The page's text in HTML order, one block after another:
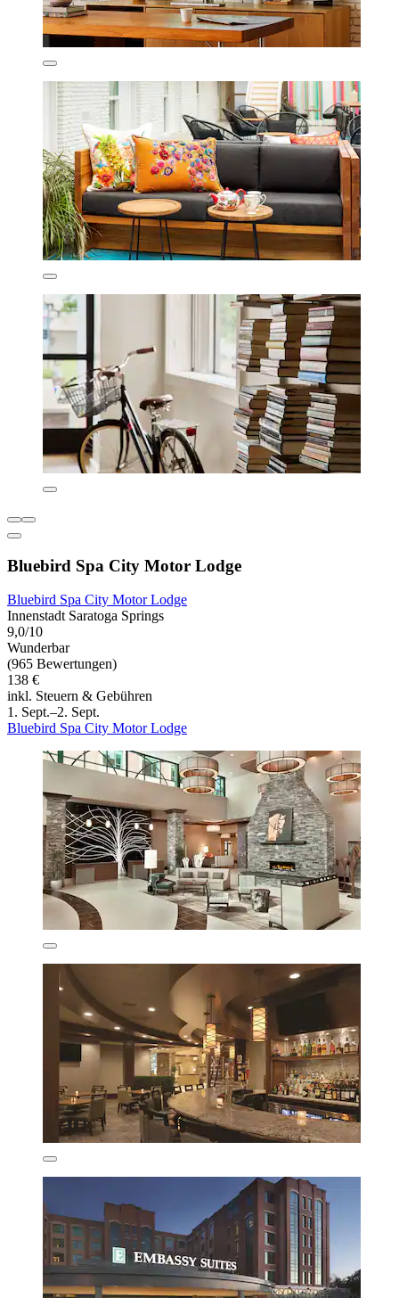
Bluebird Spa City Motor Lodge
Bluebird Spa City Motor Lodge
Innenstadt Saratoga Springs
9,0/10
Wunderbar
(965 Bewertungen)
138 €
inkl. Steuern & Gebühren
1. Sept.–2. Sept.
Bluebird Spa City Motor Lodge